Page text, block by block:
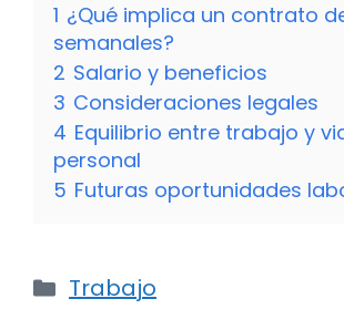
1 ¿Qué implica un contrato
semanales?
2 Salario y beneficios
3 Consideraciones legales
4 Equilibrio entre trabajo y
personal
5 Futuras oportunidades
Categorías
Trabajo